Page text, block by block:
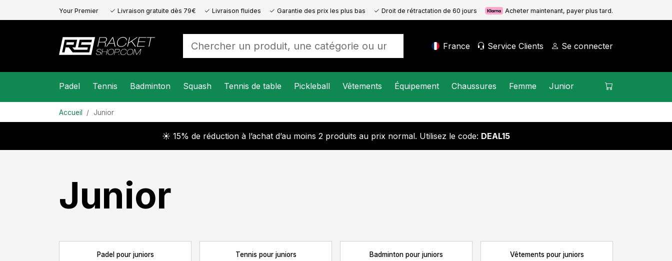
Your Premier
Livraison gratuite dès 79€ Livraison fluides Garantie des prix les plus bas Droit de rétractation de 60 jours Acheter maintenant, payer plus tard.
France Service Clients Se connecter
Padel Tennis Badminton Squash Tennis de table Pickleball Vêtements Équipement Chaussures Femme Junior
Accueil Junior
☀️ 15% de réduction à l’achat d’au moins 2 produits au prix normal. Utilisez le code: DEAL15
Junior
Padel pour juniors Tennis pour juniors Badminton pour juniors Vêtements pour juniors